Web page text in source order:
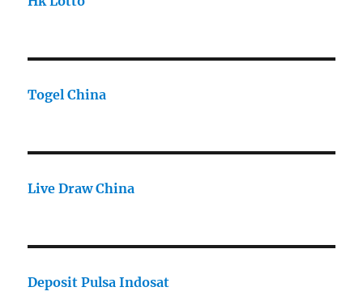
Togel China
Live Draw China
Deposit Pulsa Indosat